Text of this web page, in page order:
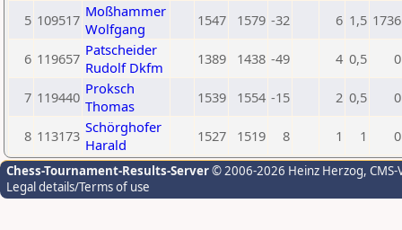
5 109517 Moßhammer
Wolfgang
1547 1579 -32 6 1,5 1736
6 119657 Patscheider
Rudolf Dkfm
1389 1438 -49 4 0,5 0
7 119440 Proksch
Thomas
1539 1554 -15 2 0,5 0
8 113173 Schörghofer
Harald
1527 1519 8 1 1 0
Chess-Tournament-Results-Server© 2006-2026 Heinz Herzog,
Legal details/Terms of use